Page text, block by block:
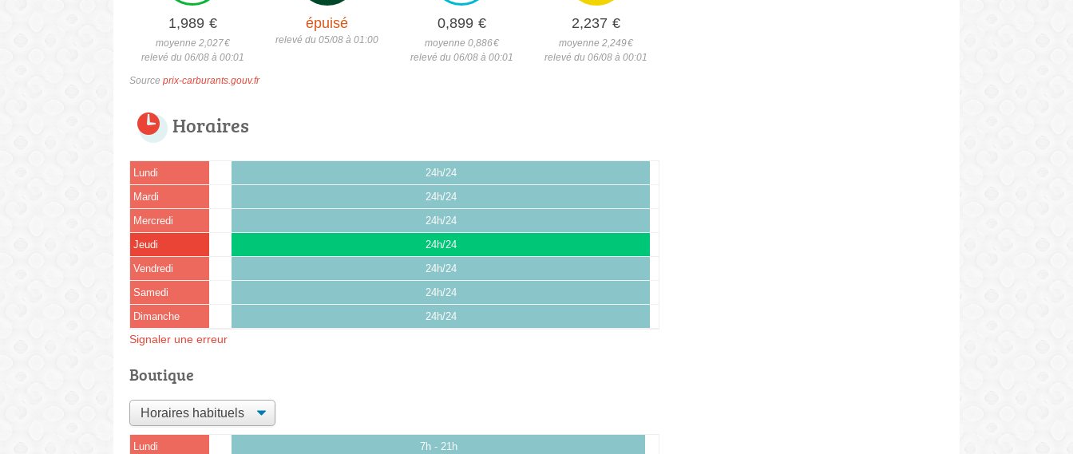
1,989 €
moyenne 2,027€
relevé du 06/08 à 00:01
épuisé
relevé du 05/08 à 01:00
0,899 €
moyenne 0,886€
relevé du 06/08 à 00:01
2,237 €
moyenne 2,249€
relevé du 06/08 à 00:01
Source prix-carburants.gouv.fr
Horaires
Lundi 24h/24
Mardi 24h/24
Mercredi 24h/24
Jeudi 24h/24
Vendredi 24h/24
Samedi 24h/24
Dimanche 24h/24
Signaler une erreur
Boutique
Lundi 7h - 21h